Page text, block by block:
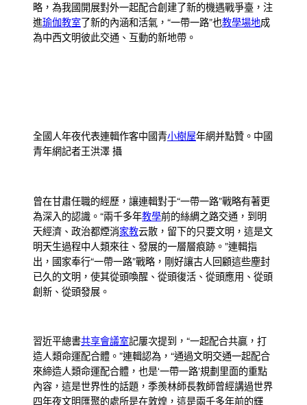
略，為我國開展對外一起配合創建了新的機遇戰爭臺，注
進瑜伽教室了新的內涵和活氣，“一帶一路”也教學場地成
為中西文明彼此交通、互動的新地帶。
全國人年夜代表連輯作客中國青小樹屋年網并點贊。中國
青年網記者王洪澤 攝
曾在甘肅任職的經歷，讓連輯對于“一帶一路”戰略有著更
為深入的認識。“兩千多年教學前的絲綢之路交通，到明
天經濟、政治都煙消家教云散，留下的只要文明，這是文
明天生過程中人類來往、發展的一層層痕跡。”連輯指
出，國家奉行“一帶一路”戰略，剛好讓古人回顧這些塵封
已久的文明，使其從頭喚醒、從頭復活、從頭應用、從頭
創新、從頭發展。
習近平總書共享會議室記屢次提到，“一起配合共贏，打
造人類命運配合體。”連輯認為，“通過文明交通一起配合
來締造人類命運配合體，也是‘一帶一路’規劃里面的重點
內容，這是世界性的話題，季羨林師長教師曾經講過世界
四年夜文明匯聚的處所是在敦煌，這是兩千多年前的輝